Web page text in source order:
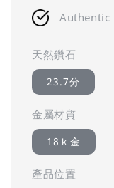
Authentic
天然鑽石
23.7分
金屬材質
18ｋ金
產品位置